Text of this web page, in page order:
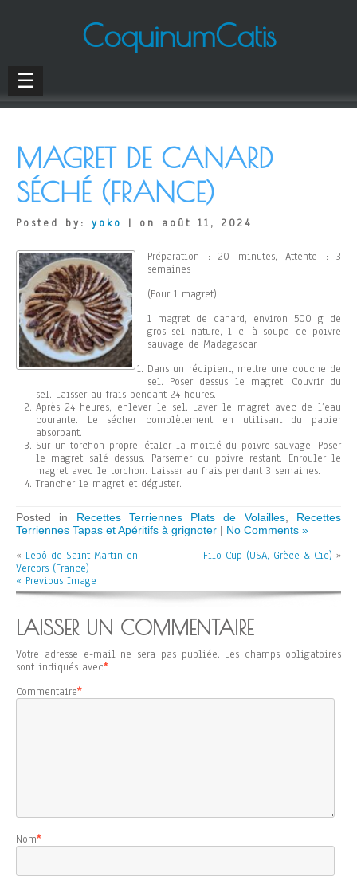
CoquinumCatis
☰
MAGRET DE CANARD
SÉCHÉ (FRANCE)
Posted by: yoko | on août 11, 2024
Préparation : 20 minutes, Attente : 3
semaines
(Pour 1 magret)
1 magret de canard, environ 500 g de
gros sel nature, 1 c. à soupe de poivre
sauvage de Madagascar
Dans un récipient, mettre une couche de
sel. Poser dessus le magret. Couvrir du
sel. Laisser au frais pendant 24 heures.
Après 24 heures, enlever le sel. Laver le magret avec de l’eau
courante. Le sécher complètement en utilisant du papier
absorbant.
Sur un torchon propre, étaler la moitié du poivre sauvage. Poser
le magret salé dessus. Parsemer du poivre restant. Enrouler le
magret avec le torchon. Laisser au frais pendant 3 semaines.
Trancher le magret et déguster.
Posted in Recettes Terriennes Plats de Volailles, Recettes
Terriennes Tapas et Apéritifs à grignoter | No Comments »
« Lebô de Saint-Martin en
Vercors (France)
Filo Cup (USA, Grèce & Cie) »
« Previous Image
LAISSER UN COMMENTAIRE
Votre adresse e-mail ne sera pas publiée. Les champs obligatoires
sont indiqués avec*
Commentaire*
Nom*